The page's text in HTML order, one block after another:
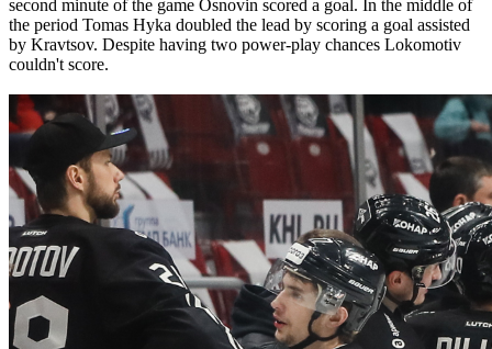
second minute of the game Osnovin scored a goal. In the middle of
the period Tomas Hyka doubled the lead by scoring a goal assisted
by Kravtsov. Despite having two power-play chances Lokomotiv
couldn't score.